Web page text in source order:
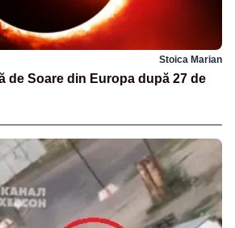
Stoica Marian
de Soare din Europa după 27 de